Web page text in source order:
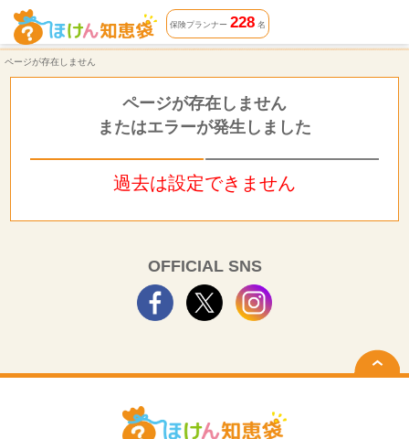
ページが存在しません | ほけん知恵袋
保険プランナー 228名
ページが存在しません
ページが存在しません
またはエラーが発生しました
過去は設定できません
OFFICIAL SNS